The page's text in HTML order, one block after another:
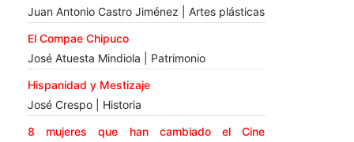
Juan Antonio Castro Jiménez | Artes plásticas
El Compae Chipuco
José Atuesta Mindiola | Patrimonio
Hispanidad y Mestizaje
José Crespo | Historia
8 mujeres que han cambiado el Cine